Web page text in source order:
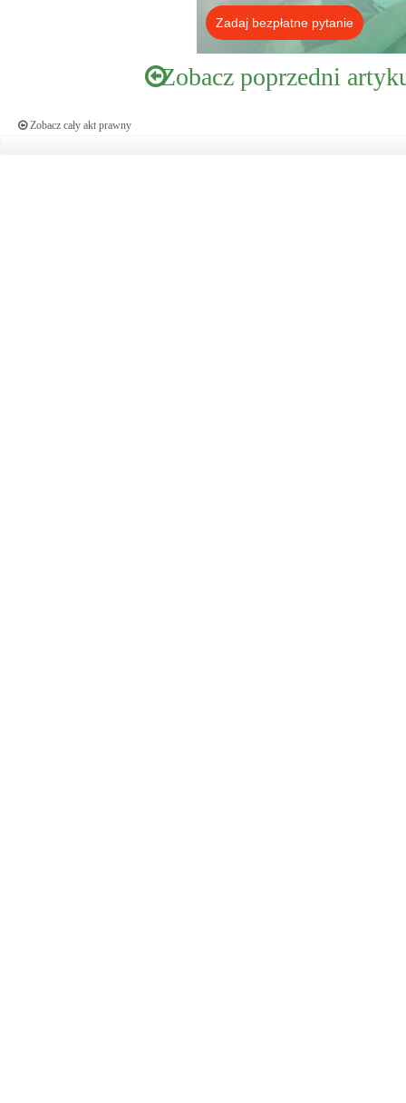
Zadaj bezpłatne pytanie
Zobacz poprzedni
Zobacz cały akt prawny